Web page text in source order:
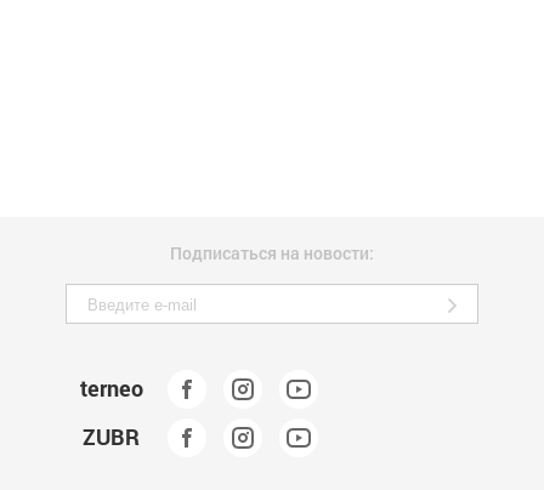
Подписаться на новости:
terneo
ZUBR